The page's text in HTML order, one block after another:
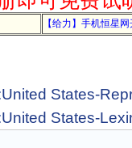
【给力】手机恒星
States-
States-